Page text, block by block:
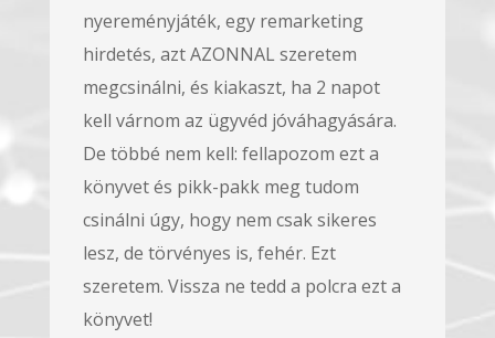
nyereményjáték, egy remarketing
hirdetés, azt AZONNAL szeretem
megcsinálni, és kiakaszt, ha 2 napot
kell várnom az ügyvéd jóváhagyására.
De többé nem kell: fellapozom ezt a
könyvet és pikk-pakk meg tudom
csinálni úgy, hogy nem csak sikeres
lesz, de törvényes is, fehér. Ezt
szeretem. Vissza ne tedd a polcra ezt a
könyvet!